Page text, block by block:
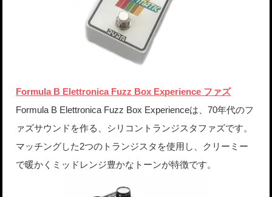
Formula B Elettronica Fuzz Box Experience ファズ
Formula B Elettronica Fuzz Box Experienceは、70年代のフ
ァズサウンドを作る、シリコントランジスタファズです。
マッチングした2つのトランジスタを使用し、クリーミー
で暖かくミッドレンジ豊かなトーンが特徴です。